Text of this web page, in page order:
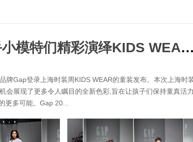
Gap发布2022年秋冬童装新品 携手小模特们精彩演绎KIDS WEAR上海时装周
牌Gap登录上海时装周KIDS WEAR的童装发布。本次上海时
展现了更多令人瞩目的全新色彩,旨在让孩子们保持童真活力,
更多可能。Gap 20...